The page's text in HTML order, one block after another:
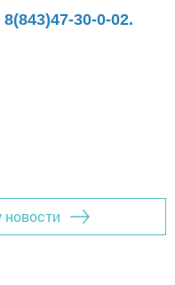
8(843)47-30-0-02.
новости